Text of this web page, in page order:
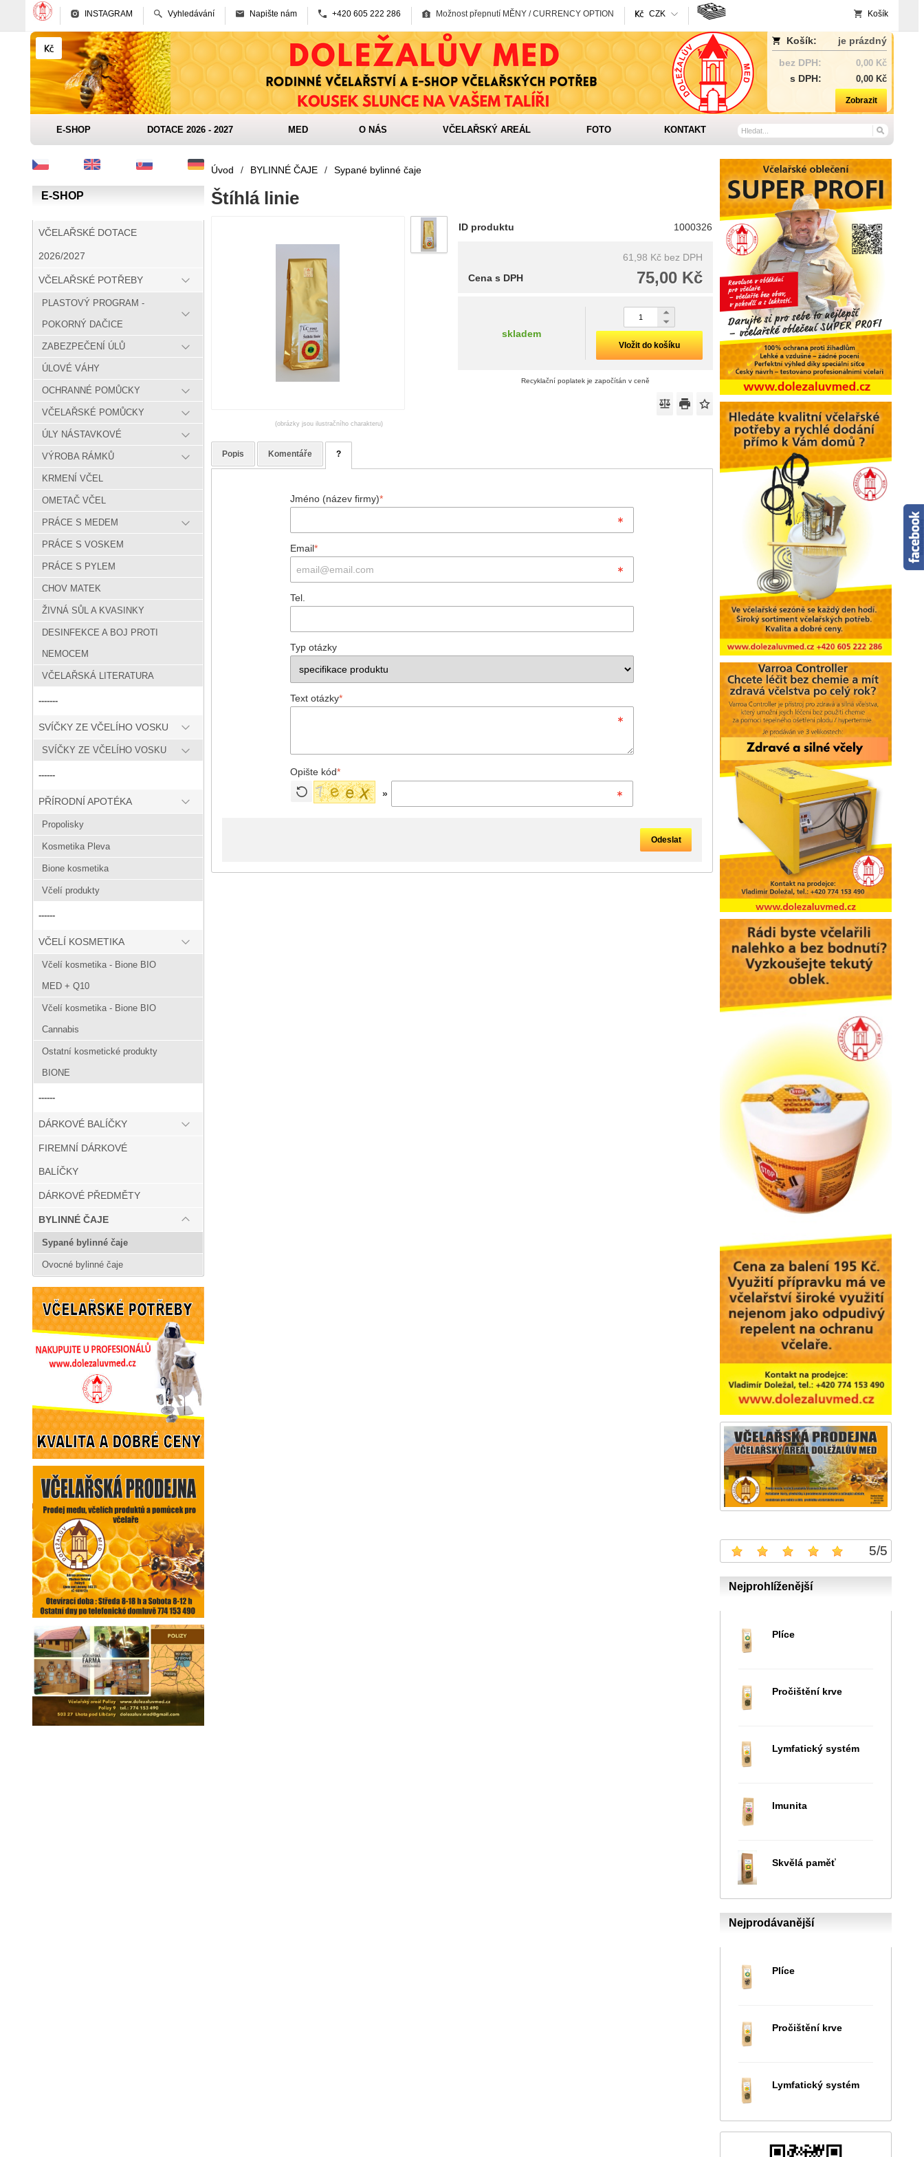
INSTAGRAM Vyhledávání Napište nám +420 605 222 286 Možnost přepnutí MĚNY / CURRENCY OPTION CZK Košík
Košík:
je prázdný
bez DPH:
0,00 Kč
s DPH: 0,00 Kč
Zobrazit
E-SHOP DOTACE 2026 - 2027 MED O NÁS VČELAŘSKÝ AREÁL FOTO KONTAKT
E-SHOP
VČELAŘSKÉ DOTACE
2026/2027
VČELAŘSKÉ POTŘEBY
PLASTOVÝ PROGRAM -
POKORNÝ DAČICE
ZABEZPEČENÍ ÚLŮ
ÚLOVÉ VÁHY
OCHRANNÉ POMŮCKY
VČELAŘSKÉ POMŮCKY
ÚLY NÁSTAVKOVÉ
VÝROBA RÁMKŮ
KRMENÍ VČEL
OMETAČ VČEL
PRÁCE S MEDEM
PRÁCE S VOSKEM
PRÁCE S PYLEM
CHOV MATEK
ŽIVNÁ SŮL A KVASINKY
DESINFEKCE A BOJ PROTI
NEMOCEM
VČELAŘSKÁ LITERATURA
-------
SVÍČKY ZE VČELÍHO VOSKU
SVÍČKY ZE VČELÍHO VOSKU
------
PŘÍRODNÍ APOTÉKA
Propolisky
Kosmetika Pleva
Bione kosmetika
Včelí produkty
------
VČELÍ KOSMETIKA
Včelí kosmetika - Bione BIO
MED + Q10
Včelí kosmetika - Bione BIO
Cannabis
Ostatní kosmetické produkty
BIONE
------
DÁRKOVÉ BALÍČKY
FIREMNÍ DÁRKOVÉ
BALÍČKY
DÁRKOVÉ PŘEDMĚTY
BYLINNÉ ČAJE
Sypané bylinné čaje
Ovocné bylinné čaje
5/5
Nejprohlíženější
Plíce
Pročištění krve
Lymfatický systém
Imunita
Skvělá paměť
Nejprodávanější
Plíce
Pročištění krve
Lymfatický systém
Úvod / BYLINNÉ ČAJE / Sypané bylinné čaje
Štíhlá linie
(obrázky jsou ilustračního charakteru)
ID produktu 1000326
61,98 Kč bez DPH
75,00 Kč
Cena s DPH
skladem
Vložit do košíku
Recyklační poplatek je započítán v ceně
Popis Komentáře ?
Jméno (název firmy)*
Email*
Tel.
Typ otázky
Text otázky*
Opište kód*
»
Odeslat